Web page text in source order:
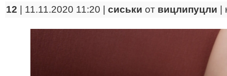
12 | 11.11.2020 11:20 | сиськи от вицлипуцли